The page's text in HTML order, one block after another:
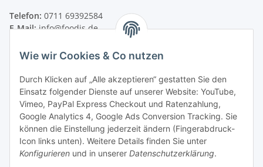
Wie wir Cookies & Co nutzen
Durch Klicken auf „Alle akzeptieren“ gestatten Sie den
Einsatz folgender Dienste auf unserer Website: YouTube,
Vimeo, PayPal Express Checkout und Ratenzahlung,
Google Analytics 4, Google Ads Conversion Tracking. Sie
können die Einstellung jederzeit ändern (Fingerabdruck-
Icon links unten). Weitere Details finden Sie unter
Konfigurieren und in unserer Datenschutzerklärung.
Telefon: 0711 69392584
E-Mail:info@foodis.de
Adresse:
Adolf-Murthum-Straße 23
70771 Leinfelden-Echterdingen
Deutschland
Supportzeiten:
Montag–Freitag, 08:00–17:00 Uhr
Informationen